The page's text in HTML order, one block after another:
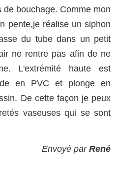
de bouchage. Comme mon
pente,je réalise un siphon
du tube dans un petit
ne rentre pas afin de ne
L'extrémité haute est
en PVC et plonge en
De cette façon je peux
vaseuses qui se sont
Envoyé par René